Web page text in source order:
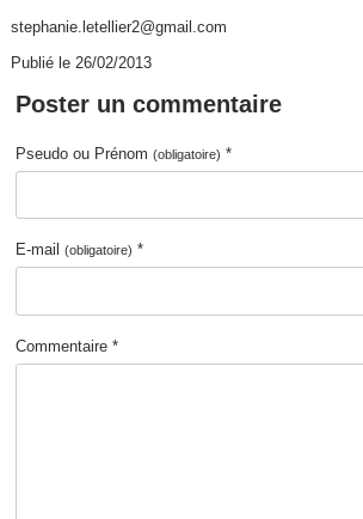
stephanie.letellier2@gmail.com
Publié le 26/02/2013
Poster un commentaire
Pseudo ou Prénom(obligatoire) *
E-mail(obligatoire) *
Commentaire *